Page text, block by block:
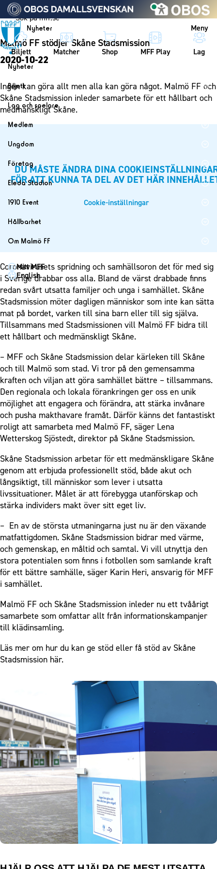
Vidare till innehållet
Nyheter Meny
Biljett Matcher Shop MFF Play Lag
Nyheter
Nyheter
Kalender
Biljett
Biljett
Årskort herr
Mitt MFF
Biljetter till bortamatcher
Biljettvillkor
Lag och spelare
Lag
Spelare
Ledarstab
Damlaget
Spelare
Medlem
Medlemskap i Malmö FF
Ungdom
MFF Ungdom
Sommarfotboll
Fotbollsskolan
Fotbollsnätverket
P19
F19
P17
F17
Malmö Trophy
Företag
Bli företagspartner
Partner dam
Eleda Stadion
Eleda Stadion
MFF-museet & rundvandringar
1910 Event
1910 Event
Möte
Mässa
Sommarfest
Julshow
Inspiration
Vanliga frågor om 1910 Event
Hållbarhet
Hållbarhet
Himmelsblå framtid – en match för miljön
MFF i samhället
Laget för alla
Nattfotboll
Himmelsblå Tillsammans
Karriärakademin
Skolakademier
Fonder
Om Malmö FF
Kontakt
Press och media
Historik – herrlaget
Historik – damlaget
Närstående organisationer
Personuppgiftspolicy
Mitt MFF
English
Malmö FF stödjer Skåne Stadsmission
2020-10-22
Ingen kan göra allt men alla kan göra något. Malmö FF och
Skåne Stadsmission inleder samarbete för ett hållbart och
medmänskligt Skåne.
DU MÅSTE ÄNDRA DINA
FÖR ATT KUNNA TA DEL AV DET HÄR
Cookie-inställningar
Coronavirusets spridning och samhällsoron det för med sig
i Sverige drabbar oss alla. Bland de värst drabbade finns
redan svårt utsatta familjer och unga i samhället. Skåne
Stadsmission möter dagligen människor som inte kan sätta
mat på bordet, varken till sina barn eller till sig själva.
Tillsammans med Stadsmissionen vill Malmö FF bidra till
ett hållbart och medmänskligt Skåne.
– MFF och Skåne Stadsmission delar kärleken till Skåne
och till Malmö som stad. Vi tror på den gemensamma
kraften och viljan att göra samhället bättre – tillsammans.
Den regionala och lokala förankringen ger oss en unik
möjlighet att engagera och förändra, att stärka invånare
och pusha makthavare framåt. Därför känns det fantastiskt
roligt att samarbeta med Malmö FF, säger Lena
Wetterskog Sjöstedt, direktor på Skåne Stadsmission.
Skåne Stadsmission arbetar för ett medmänskligare Skåne
genom att erbjuda professionellt stöd, både akut och
långsiktigt, till människor som lever i utsatta
livssituationer. Målet är att förebygga utanförskap och
stärka individers makt över sitt eget liv.
– En av de största utmaningarna just nu är den växande
matfattigdomen. Skåne Stadsmission bidrar med värme,
och gemenskap, en måltid och samtal. Vi vill utnyttja den
stora potentialen som finns i fotbollen som samlande kraft
för ett bättre samhälle, säger Karin Heri, ansvarig för MFF
i samhället.
Malmö FF och Skåne Stadsmission inleder nu ett tvåårigt
samarbete som omfattar allt från informationskampanjer
till klädinsamling.
Läs mer om hur du kan ge stöd eller få stöd av Skåne
Stadsmission här.